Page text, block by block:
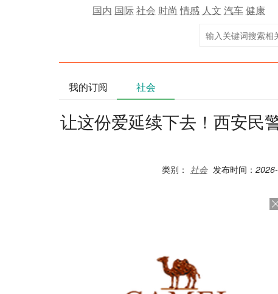
国内 国际社会 时尚 情感 人文 汽车健康
我的订阅 社会
让这份爱延续下去！西安民
类别： 社会 发布时间：